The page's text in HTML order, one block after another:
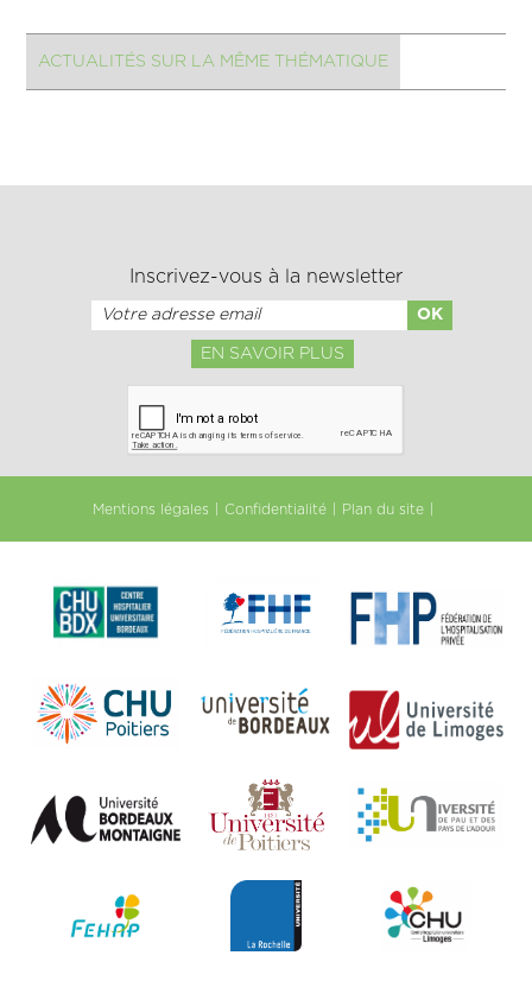
ACTUALITÉS SUR LA MÊME THÉMATIQUE
Inscrivez-vous à la newsletter
EN SAVOIR PLUS
Mentions légales Confidentialité Plan du site